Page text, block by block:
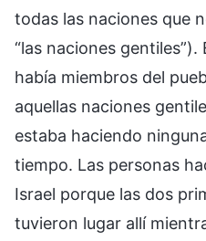
todas las naciones que
“las naciones
había miembros del
aquellas naciones
estaba haciendo
tiempo. Las personas
Israel porque las dos
tuvieron lugar allí